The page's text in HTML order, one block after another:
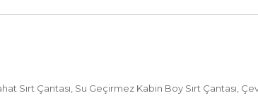
Sırt Çantası, Su Geçirmez Kabin Boy Sırt Çantası,